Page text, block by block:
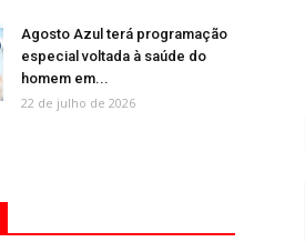
Agosto Azul terá programação
especial voltada à saúde do
homem em...
22 de julho de 2026